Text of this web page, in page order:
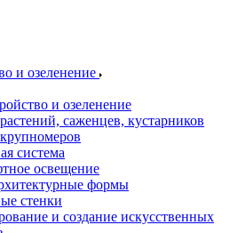
и озеленение
и озеленение
саженцев, кустарников
система
освещение
формы
стенки
и создание искусственных